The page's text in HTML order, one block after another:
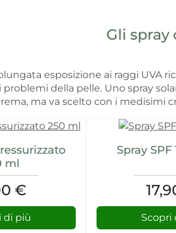
Gli
esposizione ai raggi UVA
della pelle. Uno spray
ma va scelto con i medisimi
ml
€
di più
Spray
Scopri